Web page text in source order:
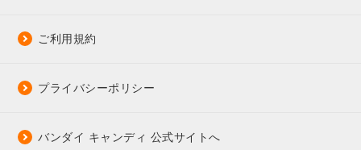
ご利用規約
プライバシーポリシー
バンダイ キャンディ 公式サイトへ